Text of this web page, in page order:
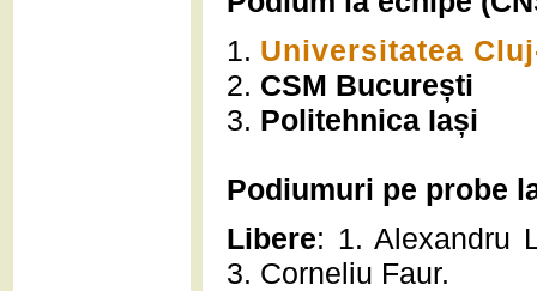
1. Universitatea
2. CSM București
3. Politehnica Iași
Podiumuri pe probe
Libere: 1. Alexandru
3. Corneliu Faur.